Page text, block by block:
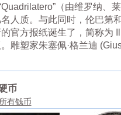
（由维罗纳、
人质。与此同时，伦巴第
官方报纸诞生了，简称为
雕塑家朱塞佩·格兰迪
币
有钱币